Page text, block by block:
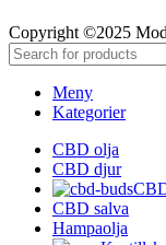
Copyright ©2025
Meny
Kategorier
CBD olja
CBD djur
CBD salva
Hampaolja